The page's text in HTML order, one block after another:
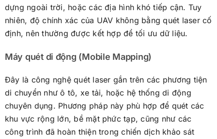
dựng ngoài trời, hoặc các địa hình khó tiếp cận. Tuy
nhiên, độ chính xác của UAV không bằng quét laser cố
định, nên thường được kết hợp để tối ưu dữ liệu.
Máy quét di động (Mobile Mapping)
Đây là công nghệ quét laser gắn trên các phương tiện
di chuyển như ô tô, xe tải, hoặc hệ thống di động
chuyên dụng. Phương pháp này phù hợp để quét các
khu vực rộng lớn, bề mặt phức tạp, cũng như các
công trình đã hoàn thiện trong chiến dịch khảo sát